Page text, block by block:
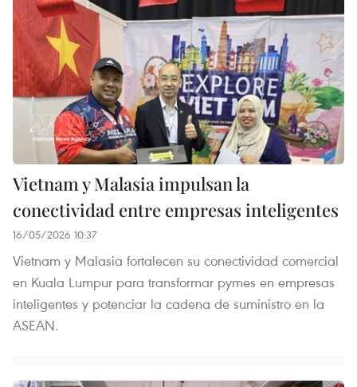
Vietnam y Malasia impulsan la
conectividad entre empresas inteligentes
16/05/2026 10:37
Vietnam y Malasia fortalecen su conectividad comercial
en Kuala Lumpur para transformar pymes en empresas
inteligentes y potenciar la cadena de suministro en la
ASEAN.